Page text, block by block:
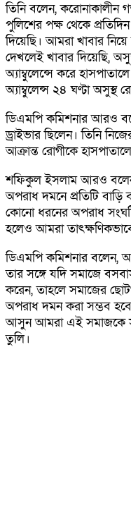
তিনি বলেন, করোনাকালীন
পুলিশের পক্ষ থেকে
দিয়েছি। আমরা খাবার নিয়ে
দেখলেই খাবার দিয়েছি,
অ্যাম্বুলেন্সে করে
অ্যাম্বুলেন্স ২৪ ঘণ্টা অসুস্থ
ডিএমপি কমিশনার আরও
ড্রাইভার ছিলেন। তিনি
আক্রান্ত রোগীকে
শফিকুল ইসলাম আরও বলেন,
অপরাধ দমনে প্রতিটি বাড়ি
কোনো ধরনের অপরাধ
হলেও আমরা তাৎক্ষণিকভাবে
ডিএমপি কমিশনার বলেন,
তার সঙ্গে যদি সমাজে
করেন, তাহলে সমাজের
অপরাধ দমন করা সম্ভব
আসুন আমরা এই সমাজকে
তুলি।